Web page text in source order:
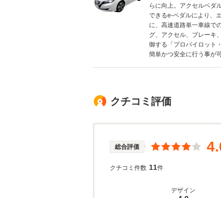
らに向上。アクセルペダ
できるe-ペダルにより、
に、高速道路単一車線で
グ、アクセル、ブレーキ
御する「プロパイロット
簡単かつ安全に行う事が
クチコミ評価
総合評価
クチコミ件数 11件
デザイン